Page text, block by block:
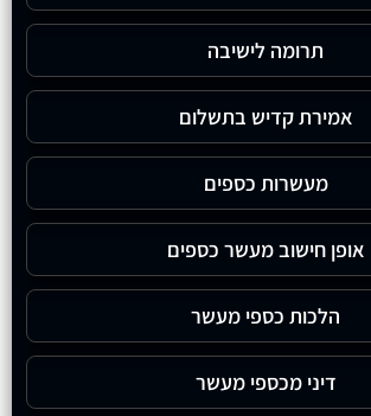
תרומה לישיבה
אמירת קדיש בתשלום
מעשרות כספים
אופן חישוב מעשר כספים
הלכות כספי מעשר
דיני מכספי מעשר